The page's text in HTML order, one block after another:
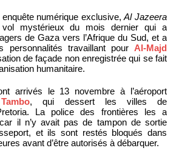
enquête numérique exclusive,Al Jazeera
mystérieux du mois dernier qui a
de Gaza vers l’Afrique du Sud, et a
personnalités travaillant pour Al-Majd
de façade non enregistrée qui se fait
humanitaire.
arrivés le 13 novembre à l’aéroport
, qui dessert les villes de
La police des frontières les a
il n’y avait pas de tampon de sortie
et ils sont restés bloqués dans
avant d’être autorisés à débarquer.